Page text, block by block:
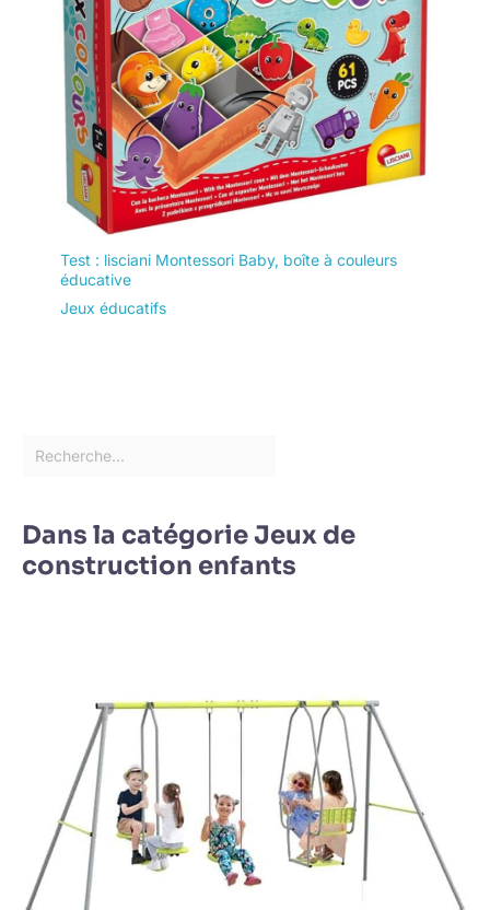
Test : lisciani Montessori Baby, boîte à couleurs
éducative
Jeux éducatifs
Dans la catégorie Jeux de
construction enfants